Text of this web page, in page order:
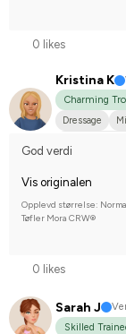
0 likes
Kristina K
Charming
Dressage
God verdi
Vis originalen
Opplevd størrelse:
Tøfler Mora CRW®
0 likes
Sarah J
Skilled